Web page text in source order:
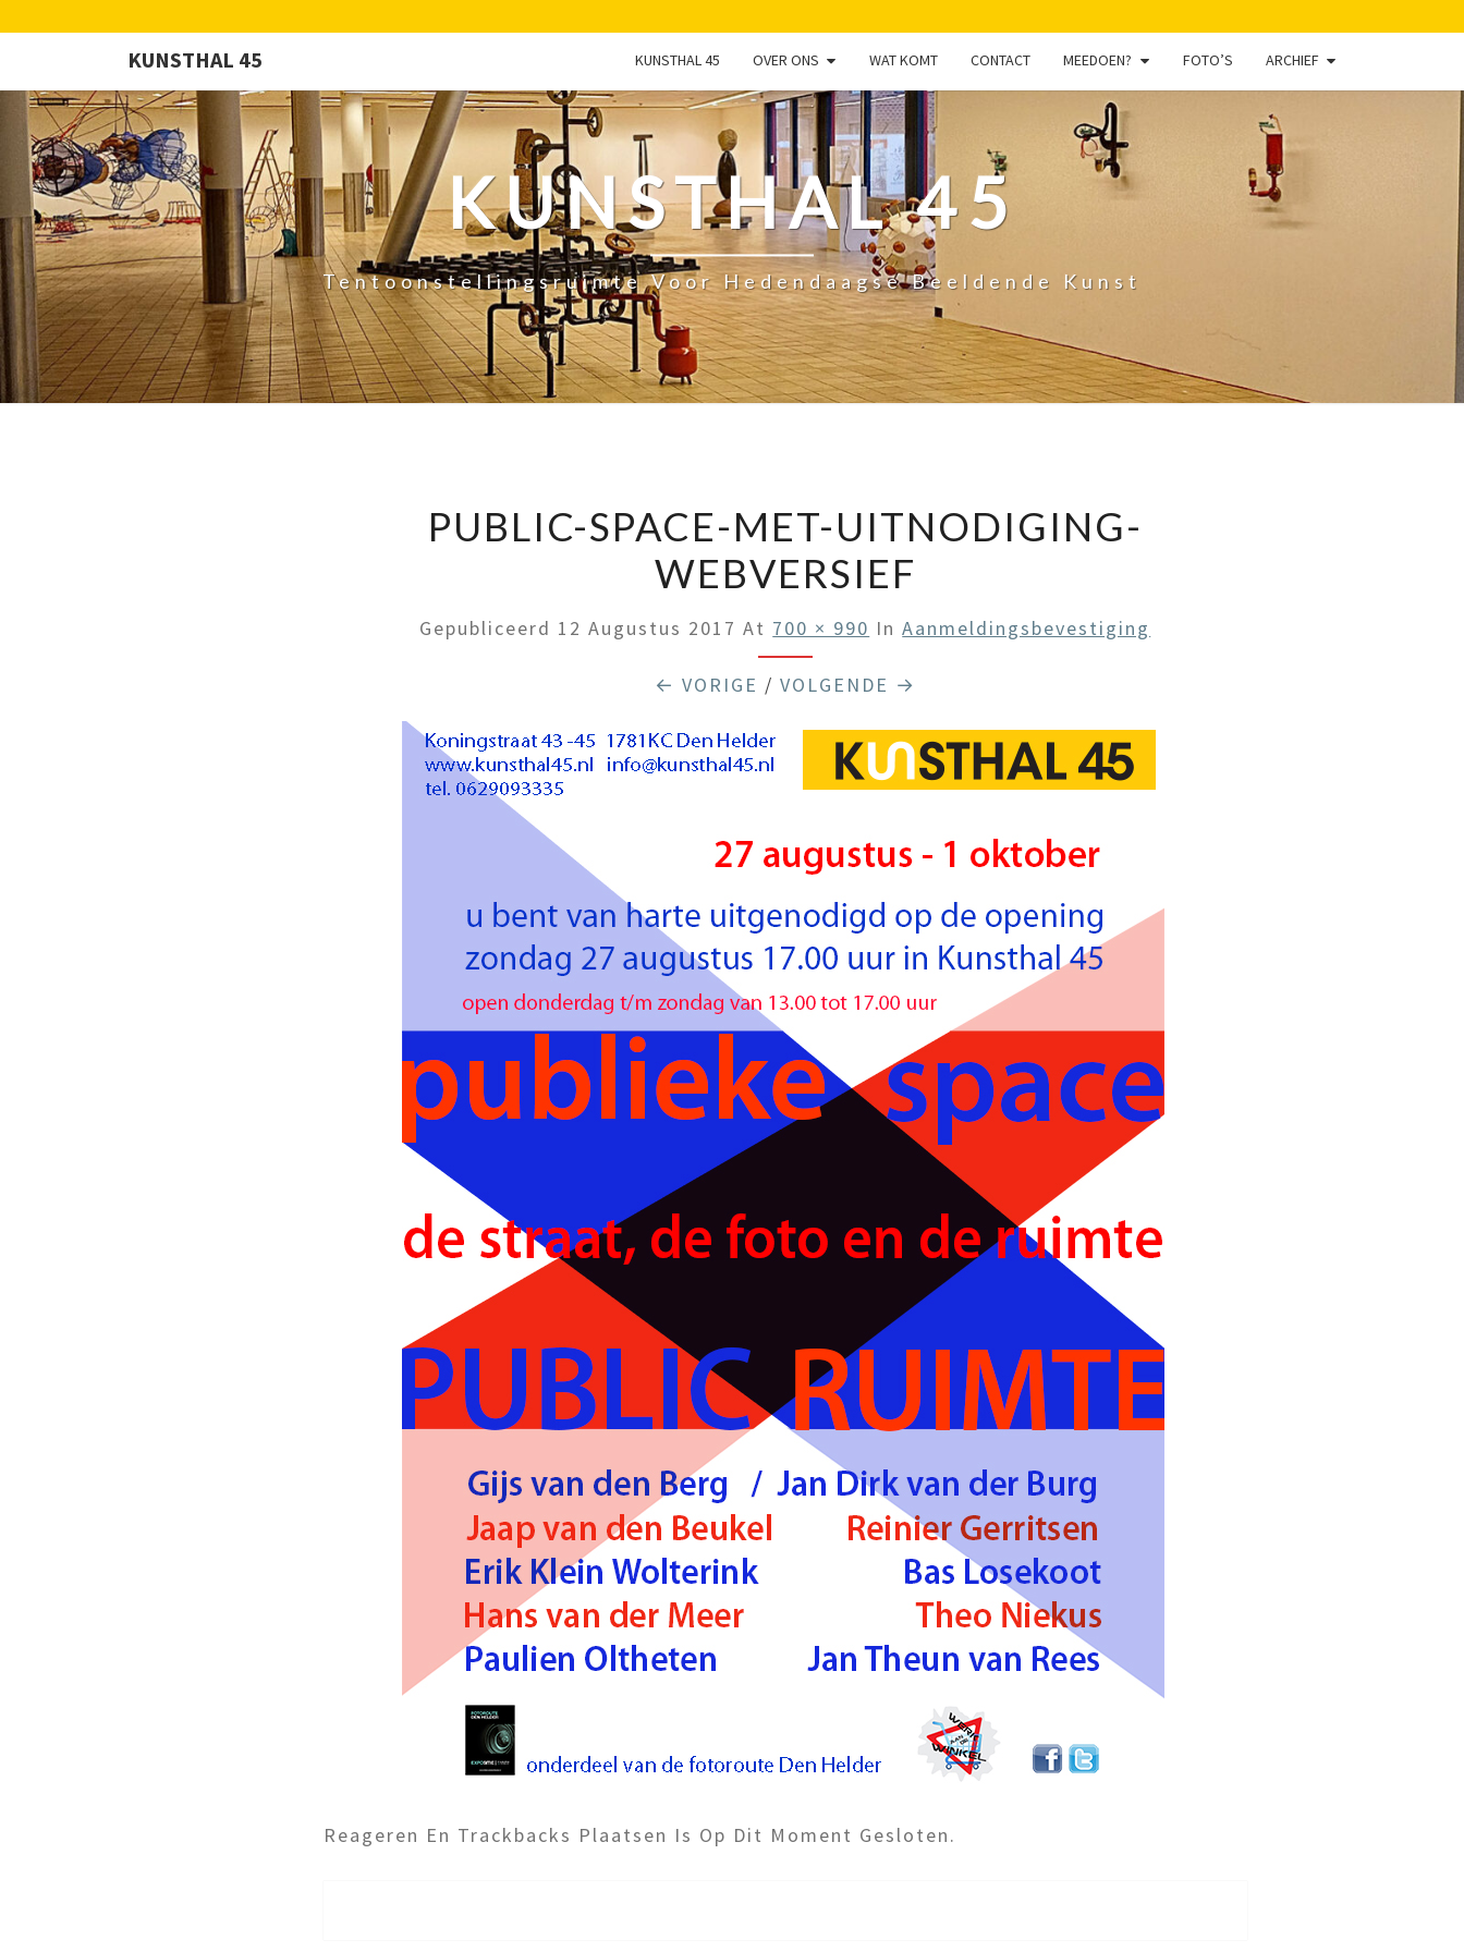
KUNSTHAL 45 KUNSTHAL 45 OVER ONS WAT KOMT CONTACT MEEDOEN? FOTO’S ARCHIEF
KUNSTHAL 45
Tentoonstellingsruimte Voor Hedendaagse Beeldende Kunst
PUBLIC-SPACE-MET-UITNODIGING-
WEBVERSIEF
Gepubliceerd 12 Augustus 2017 At 700 × 990 InAanmeldingsbevestiging
← VORIGE / VOLGENDE →
Reageren En Trackbacks Plaatsen Is Op Dit Moment Gesloten.